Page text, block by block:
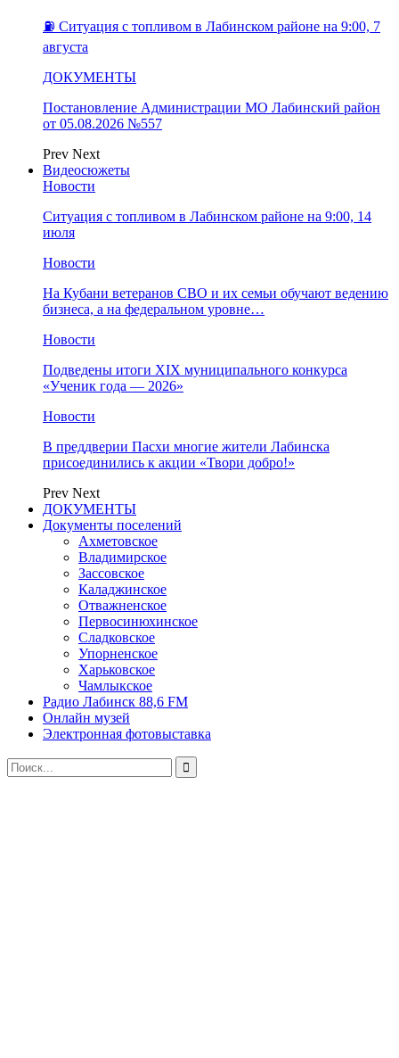
⛽️ Ситуация с топливом в Лабинском районе на 9:00, 7
августа
ДОКУМЕНТЫ
Постановление Администрации МО Лабинский район
от 05.08.2026 №557
Prev Next
Видеосюжеты
Новости
Ситуация с топливом в Лабинском районе на 9:00, 14
июля
Новости
На Кубани ветеранов СВО и их семьи обучают ведению
бизнеса, а на федеральном уровне…
Новости
Подведены итоги XIX муниципального конкурса
«Ученик года — 2026»
Новости
В преддверии Пасхи многие жители Лабинска
присоединились к акции «Твори добро!»
Prev Next
ДОКУМЕНТЫ
Документы поселений
Ахметовское
Владимирское
Зассовское
Каладжинское
Отважненское
Первосинюхинское
Сладковское
Упорненское
Харьковское
Чамлыкское
Радио Лабинск 88,6 FM
Онлайн музей
Электронная фотовыставка